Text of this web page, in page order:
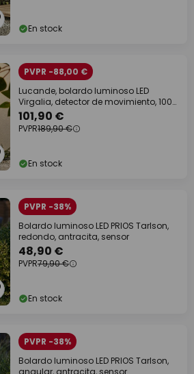
En stock
PVPR -88,00 €
Lucande, bolardo luminoso LED
Virgalia, detector de movimiento, 100
cm, IP54
101,90 €
PVPR189,90 €
En stock
PVPR -38%
Bolardo luminoso LED PRIOS Tarlson,
redondo, antracita, sensor
48,90 €
PVPR79,90 €
En stock
PVPR -38%
Bolardo luminoso LED PRIOS Tarlson,
angular, antracita, sensor